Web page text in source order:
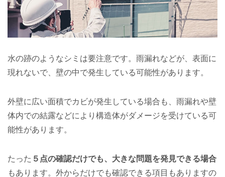
水の跡のようなシミは要注意です。雨漏れなどが、表面に
現れないで、壁の中で発生している可能性があります。
外壁に広い面積でカビが発生している場合も、雨漏れや壁
体内での結露などにより構造体がダメージを受けている可
能性があります。
たった ５点の確認だけでも、大きな問題を発見できる場合
もあります。外からだけでも確認できる項目もありますの